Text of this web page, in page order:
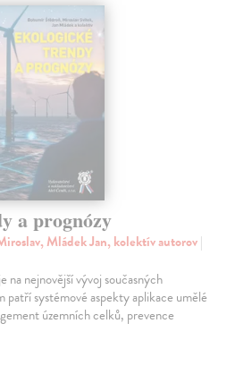
a prognózy
Mládek Jan, kolektív autorov|
na nejnovější vývoj současných
patří systémové aspekty aplikace umělé
územních celků, prevence